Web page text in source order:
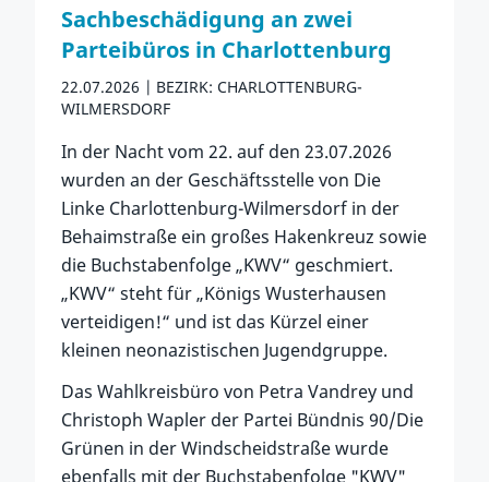
Sachbeschädigung an zwei
Parteibüros in Charlottenburg
22.07.2026
BEZIRK: CHARLOTTENBURG-
WILMERSDORF
In der Nacht vom 22. auf den 23.07.2026
wurden an der Geschäftsstelle von Die
Linke Charlottenburg-Wilmersdorf in der
Behaimstraße ein großes Hakenkreuz sowie
die Buchstabenfolge „KWV“ geschmiert.
„KWV“ steht für „Königs Wusterhausen
verteidigen!“ und ist das Kürzel einer
kleinen neonazistischen Jugendgruppe.
Das Wahlkreisbüro von Petra Vandrey und
Christoph Wapler der Partei Bündnis 90/Die
Grünen in der Windscheidstraße wurde
ebenfalls mit der Buchstabenfolge "KWV"